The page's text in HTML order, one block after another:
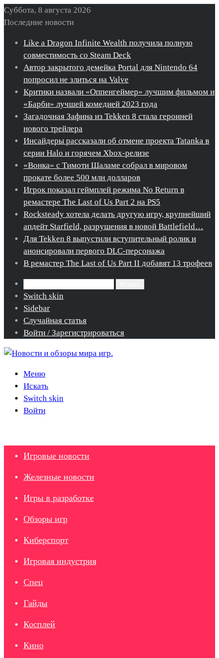
Суббота, 8 августа 2026
Последние новости
Like a Dragon Infinite Wealth получила полную
совместимость со Steam Deck
Автор закрытого демейка Portal для Nintendo 64
попросил не злиться на Valve
Критики назвали «Оппенгеймер» лучшим фильмом и
«Барби» лучшей комедией 2023 года
Загадочная Зафина из Tekken 8 стала героиней
нового трейлера
Инсайдеры рассказали об отмене проекта Tatanka в
серии Halo и горячем Xbox-релизе
«Вонка» с Тимоти Шаламе собрал в мировом
прокате более 500 млн долларов
Игрок показал геймплей режима No Return в
ремастере The Last of Us Part 2 на PS5
Rocksteady хотела делать другую игру, крупнейший
апдейт Starfield, разрушения в новой Battlefield…
Для Tekken 8 выпустили вступительный ролик и
анонсировали первого DLC-персонажа
В ремастер The Last of Us Part II добавят 13 трофеев
Switch skin
Sidebar
Случайная статья
Войти / Зарегистрироваться
Меню
Искать
Switch skin
Войти
Игровые новости
Железные новости
Игры в разработке
Обзоры игр
Киберспорт
Игровая индустрия
Спец
Гайды
Косплей
Кино